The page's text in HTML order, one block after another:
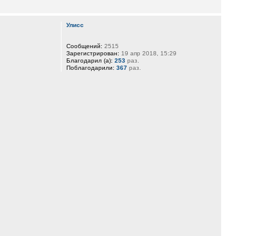
Улисс
Сообщений: 2515
Зарегистрирован: 19 апр 2018, 15:29
Благодарил (а): 253раз.
Поблагодарили: 367раз.